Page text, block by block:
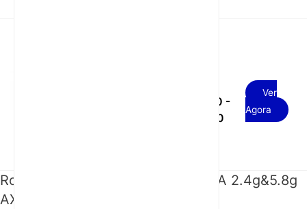
180.00 -
220.00
Ver
Agora
Roteador 5g com chip SIM SA NSA 2.4g&5.8g
AX3000 wifi 6